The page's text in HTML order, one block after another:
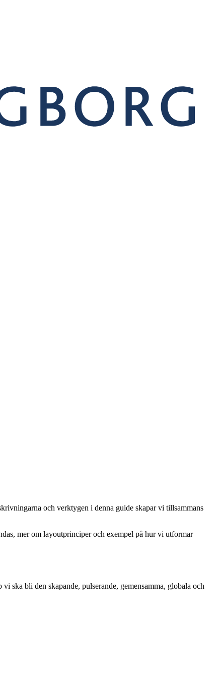
och verktygen i denna guide skapar vi tillsammans
mer om layoutprinciper och exempel på hur vi utformar
ska bli den skapande, pulserande, gemensamma, globala och